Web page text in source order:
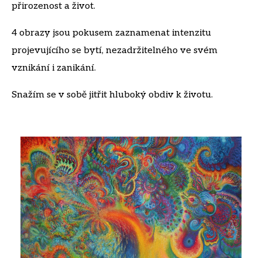
přirozenost a život.
4 obrazy jsou pokusem zaznamenat intenzitu
projevujícího se bytí, nezadržitelného ve svém
vznikání i zanikání.
Snažím se v sobě jitřit hluboký obdiv k životu.